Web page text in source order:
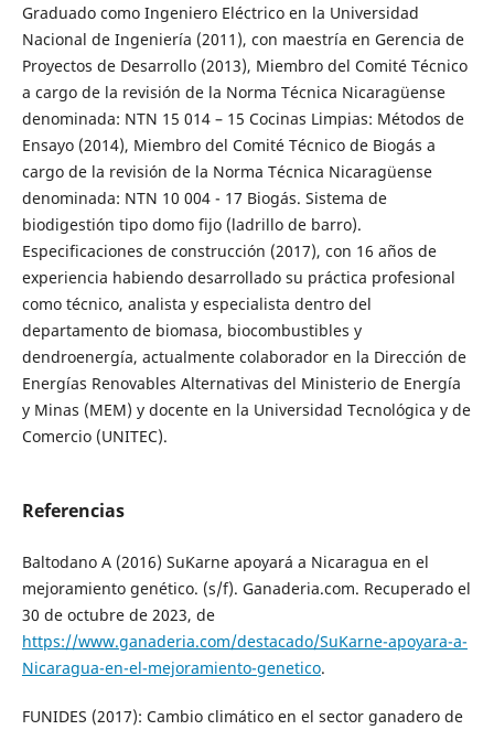
Graduado como Ingeniero Eléctrico en la Universidad
Nacional de Ingeniería (2011), con maestría en Gerencia de
Proyectos de Desarrollo (2013), Miembro del Comité Técnico
a cargo de la revisión de la Norma Técnica Nicaragüense
denominada: NTN 15 014 – 15 Cocinas Limpias: Métodos de
Ensayo (2014), Miembro del Comité Técnico de Biogás a
cargo de la revisión de la Norma Técnica Nicaragüense
denominada: NTN 10 004 - 17 Biogás. Sistema de
biodigestión tipo domo fijo (ladrillo de barro).
Especificaciones de construcción (2017), con 16 años de
experiencia habiendo desarrollado su práctica profesional
como técnico, analista y especialista dentro del
departamento de biomasa, biocombustibles y
dendroenergía, actualmente colaborador en la Dirección de
Energías Renovables Alternativas del Ministerio de Energía
y Minas (MEM) y docente en la Universidad Tecnológica y de
Comercio (UNITEC).
Referencias
Baltodano A (2016) SuKarne apoyará a Nicaragua en el
mejoramiento genético. (s/f). Ganaderia.com. Recuperado el
30 de octubre de 2023, de
https://www.ganaderia.com/destacado/SuKarne-apoyara-a-
Nicaragua-en-el-mejoramiento-genetico.
FUNIDES (2017): Cambio climático en el sector ganadero de